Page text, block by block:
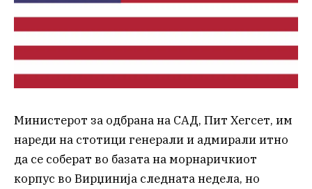
Министерот за одбрана на САД, Пит Хегсет, им
нареди на стотици генерали и адмирали итно
да се соберат во базата на морнаричкиот
корпус во Вирџинија следната недела, но